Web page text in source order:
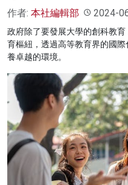
作者: 本社編輯部 2024-
政府除了要發展大學的創科教
育樞紐，透過高等教育界的國
養卓越的環境。